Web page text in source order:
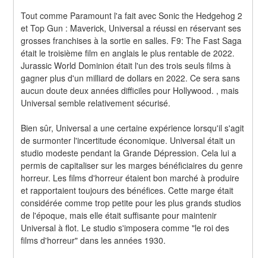
Tout comme Paramount l'a fait avec Sonic the Hedgehog 2
et Top Gun : Maverick, Universal a réussi en réservant ses
grosses franchises à la sortie en salles. F9: The Fast Saga
était le troisième film en anglais le plus rentable de 2022.
Jurassic World Dominion était l'un des trois seuls films à
gagner plus d'un milliard de dollars en 2022. Ce sera sans
aucun doute deux années difficiles pour Hollywood. , mais
Universal semble relativement sécurisé.
Bien sûr, Universal a une certaine expérience lorsqu'il s'agit
de surmonter l'incertitude économique. Universal était un
studio modeste pendant la Grande Dépression. Cela lui a
permis de capitaliser sur les marges bénéficiaires du genre
horreur. Les films d'horreur étaient bon marché à produire
et rapportaient toujours des bénéfices. Cette marge était
considérée comme trop petite pour les plus grands studios
de l'époque, mais elle était suffisante pour maintenir
Universal à flot. Le studio s'imposera comme "le roi des
films d'horreur" dans les années 1930.